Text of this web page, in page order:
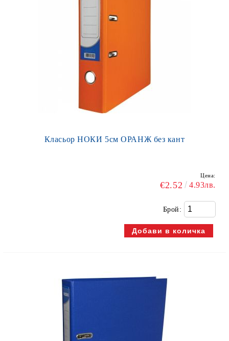
Класьор НОКИ 5см ОРАНЖ без кант
Цена:
€2.52 4.93лв.
Брой: